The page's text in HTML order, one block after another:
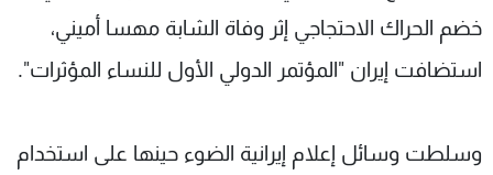
خضم الحراك الاحتجاجي إثر وفاة الشابة مهسا أميني،
استضافت إيران "المؤتمر الدولي الأول للنساء المؤثرات".
وسلطت وسائل إعلام إيرانية الضوء حينها على استخدام